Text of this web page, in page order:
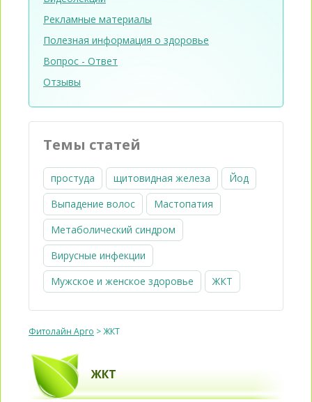
Фитолайн Арго >ЖКТ
ЖКТ
Рекламные материалы
Полезная информация о здоровье
Вопрос - Ответ
Отзывы
Темы статей
простуда щитовидная железа
Йод
Выпадение волос
Мастопатия
Метаболический синдром
Вирусные инфекции
Мужское и женское здоровье
ЖКТ